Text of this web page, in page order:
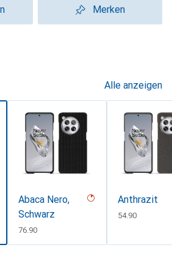
Merken
Alle anzeigen
Abaca Nero,
Schwarz
CHF
76.90
Anthrazit
CHF
54.90